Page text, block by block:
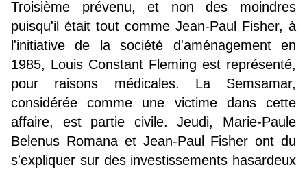
Troisième prévenu, et non des moindres
puisqu'il était tout comme Jean-Paul Fisher, à
l'initiative de la société d'aménagement en
1985, Louis Constant Fleming est représenté,
pour raisons médicales. La Semsamar,
considérée comme une victime dans cette
affaire, est partie civile. Jeudi, Marie-Paule
Belenus Romana et Jean-Paul Fisher ont du
s'expliquer sur des investissements hasardeux